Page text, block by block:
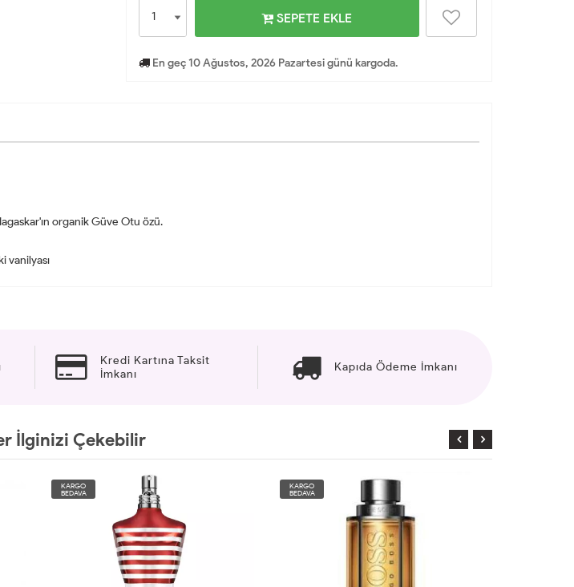
SEPETE EKLE
En geç 10 Ağustos, 2026 Pazartesi günü kargoda.
organik Güve Otu özü.
vanilyası
Kredi Kartına Taksit
İmkanı
Kapıda Ödeme İmkanı
İlginizi Çekebilir
KARGO
BEDAVA
KARGO
BEDAVA